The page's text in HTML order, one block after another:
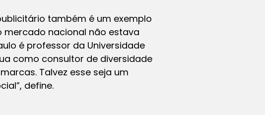
também é um exemplo
mercado nacional não estava
é professor da Universidade
como consultor de diversidade
Talvez esse seja um
define.